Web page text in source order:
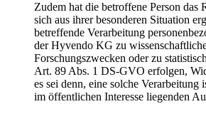
Zudem hat die betroffene Person das
sich aus ihrer besonderen Situation
betreffende Verarbeitung
der Hyvendo KG zu
Forschungszwecken oder zu
Art. 89 Abs. 1 DS-GVO erfolgen,
es sei denn, eine solche
im öffentlichen Interesse liegenden